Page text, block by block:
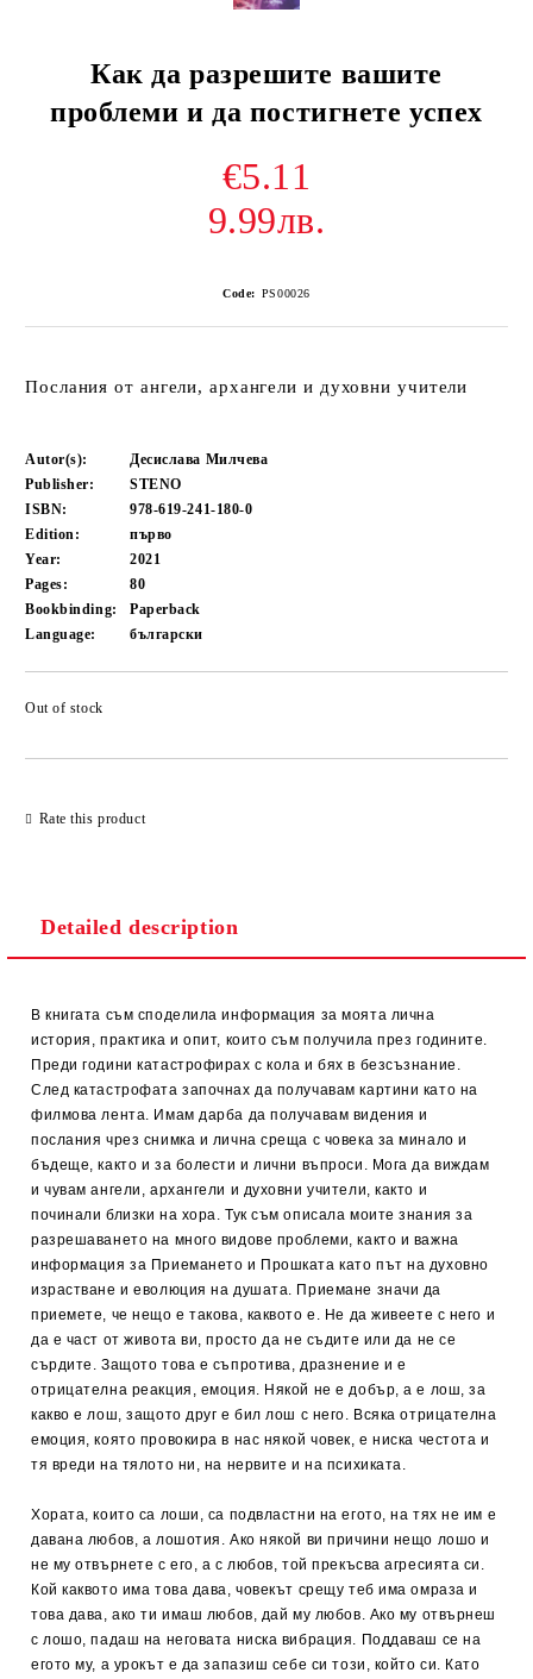
Как да разрешите вашите
проблеми и да постигнете успех
€5.11
9.99лв.
Code: PS00026
Послания от ангели, архангели и духовни учители
Autor(s):
Десислава Милчева
Publisher:
STENO
ISBN:
978-619-241-180-0
Edition:
първо
Year:
2021
Pages:
80
Bookbinding:
Paperback
Language:
български
Out of stock
Rate this product
Detailed description
В книгата съм споделила информация за моята лична
история, практика и опит, които съм получила през годините.
Преди години катастрофирах с кола и бях в безсъзнание.
След катастрофата започнах да получавам картини като на
филмова лента. Имам дарба да получавам видения и
послания чрез снимка и лична среща с човека за минало и
бъдеще, както и за болести и лични въпроси. Мога да виждам
и чувам ангели, архангели и духовни учители, както и
починали близки на хора. Тук съм описала моите знания за
разрешаването на много видове проблеми, както и важна
информация за Приемането и Прошката като път на духовно
израстване и еволюция на душата. Приемане значи да
приемете, че нещо е такова, каквото е. Не да живеете с него и
да е част от живота ви, просто да не съдите или да не се
сърдите. Защото това е съпрoтива, дразнение и е
отрицателна реакция, емоция. Някой не е добър, а е лош, за
какво е лош, защото друг е бил лош с него. Всяка отрицателна
емоция, която провокира в нас някой човек, е ниска честота и
тя вреди на тялото ни, на нервите и на психиката.
Хората, които са лоши, са подвластни на егото, на тях не им е
давана любов, а лошотия. Ако някой ви причини нещо лошо и
не му отвърнете с его, а с любов, той прекъсва агресията си.
Кой каквото има това дава, човекът срещу теб има омраза и
това дава, ако ти имаш любов, дай му любов. Ако му отвърнеш
с лошо, падаш на неговата ниска вибрация. Поддаваш се на
егото му, а урокът е да запазиш себе си този, който си. Като